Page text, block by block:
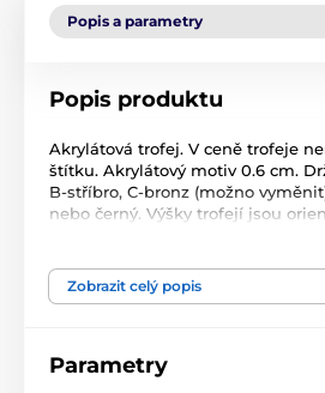
Popis a parametry
Popis produktu
Akrylátová trofej. V ceně trofeje
štítku. Akrylátový motiv 0.6 cm.
B-stříbro, C-bronz (možno
nebo černý. Výšky trofejí jsou
Produkt je zařazen v
ACUTMINI
Zobrazit celý popis
Parametry